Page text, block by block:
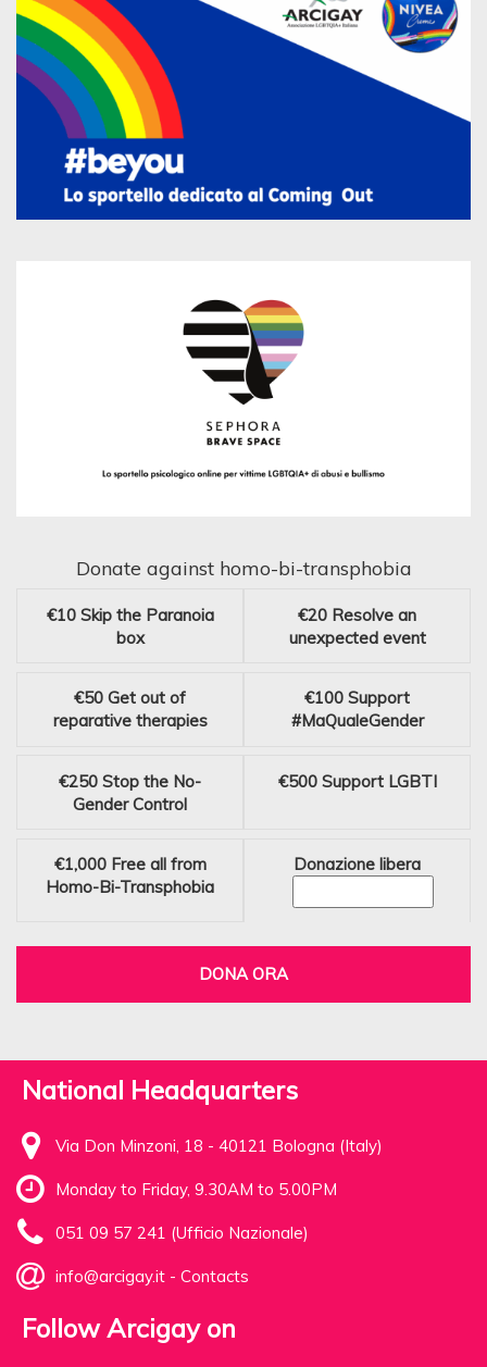
Donate against homo-bi-transphobia
€10 Skip the Paranoia
box
€20 Resolve an
unexpected event
€50 Get out of
reparative therapies
€100 Support
#MaQualeGender
€250 Stop the No-
Gender Control
€500 Support LGBTI
€1,000 Free all from
Homo-Bi-Transphobia
Donazione libera
DONA ORA
National Headquarters
Via Don Minzoni, 18 - 40121 Bologna (Italy)
Monday to Friday, 9.30AM to 5.00PM
051 09 57 241 (Ufficio Nazionale)
info@arcigay.it - Contacts
Follow Arcigay on